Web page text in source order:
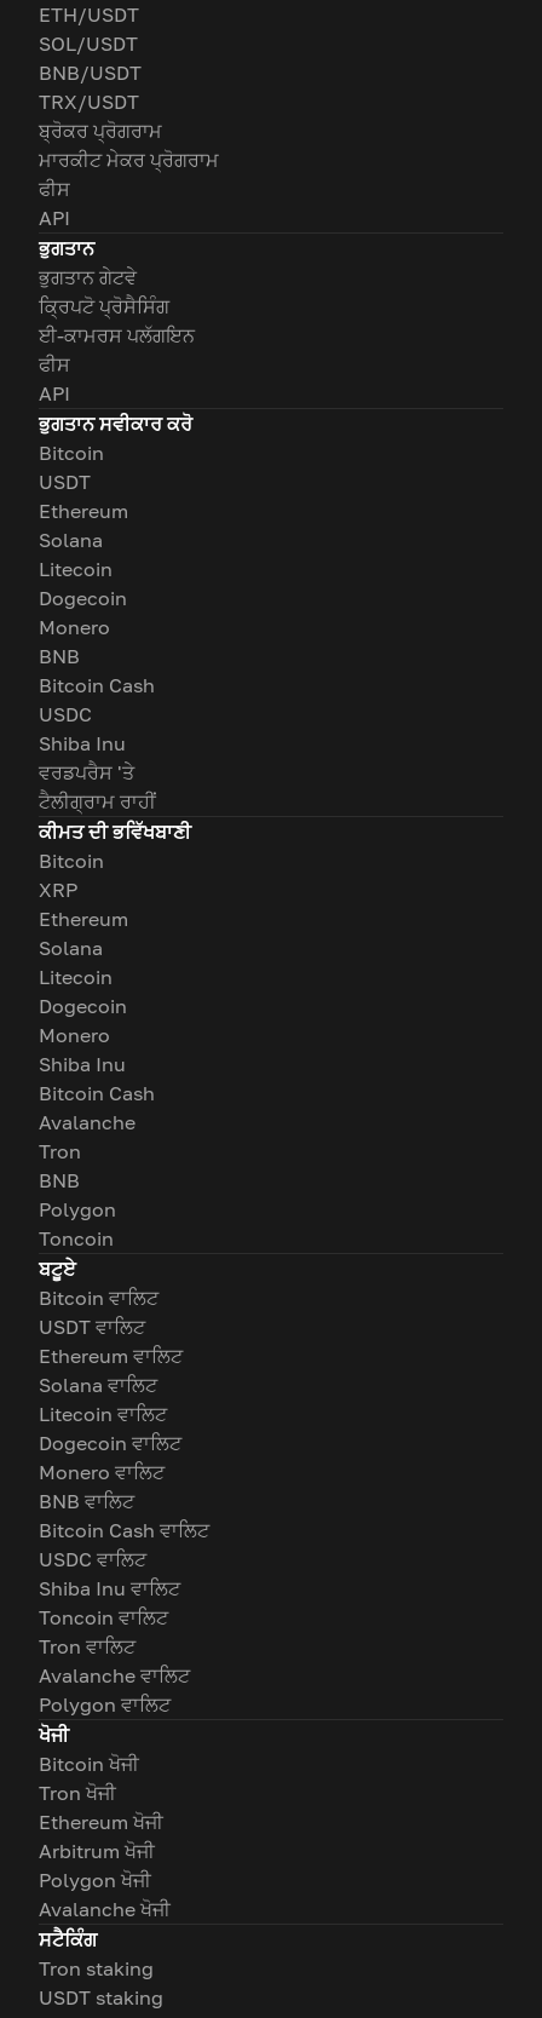
ETH/USDT
SOL/USDT
BNB/USDT
TRX/USDT
ਬ੍ਰੋਕਰ ਪ੍ਰੋਗਰਾਮ
ਮਾਰਕੀਟ ਮੇਕਰ ਪ੍ਰੋਗਰਾਮ
ਫੀਸ
API
ਭੁਗਤਾਨ
ਭੁਗਤਾਨ ਗੇਟਵੇ
ਕ੍ਰਿਪਟੋ ਪ੍ਰੋਸੈਸਿੰਗ
ਈ-ਕਾਮਰਸ ਪਲੱਗਇਨ
ਫੀਸ
API
ਭੁਗਤਾਨ ਸਵੀਕਾਰ ਕਰੋ
Bitcoin
USDT
Ethereum
Solana
Litecoin
Dogecoin
Monero
BNB
Bitcoin Cash
USDC
Shiba Inu
ਵਰਡਪਰੈਸ 'ਤੇ
ਟੈਲੀਗ੍ਰਾਮ ਰਾਹੀਂ
ਕੀਮਤ ਦੀ ਭਵਿੱਖਬਾਣੀ
Bitcoin
XRP
Ethereum
Solana
Litecoin
Dogecoin
Monero
Shiba Inu
Bitcoin Cash
Avalanche
Tron
BNB
Polygon
Toncoin
ਬਟੂਏ
Bitcoin ਵਾਲਿਟ
USDT ਵਾਲਿਟ
Ethereum ਵਾਲਿਟ
Solana ਵਾਲਿਟ
Litecoin ਵਾਲਿਟ
Dogecoin ਵਾਲਿਟ
Monero ਵਾਲਿਟ
BNB ਵਾਲਿਟ
Bitcoin Cash ਵਾਲਿਟ
USDC ਵਾਲਿਟ
Shiba Inu ਵਾਲਿਟ
Toncoin ਵਾਲਿਟ
Tron ਵਾਲਿਟ
Avalanche ਵਾਲਿਟ
Polygon ਵਾਲਿਟ
ਖੋਜੀ
Bitcoin ਖੋਜੀ
Tron ਖੋਜੀ
Ethereum ਖੋਜੀ
Arbitrum ਖੋਜੀ
Polygon ਖੋਜੀ
Avalanche ਖੋਜੀ
ਸਟੈਕਿੰਗ
Tron staking
USDT staking